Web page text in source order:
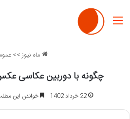
منو
ماه نیوز>>
چگونه با دوربین عکاسی
22 خرداد 1402 خواندن این مطلب 25 دقیقه زمان